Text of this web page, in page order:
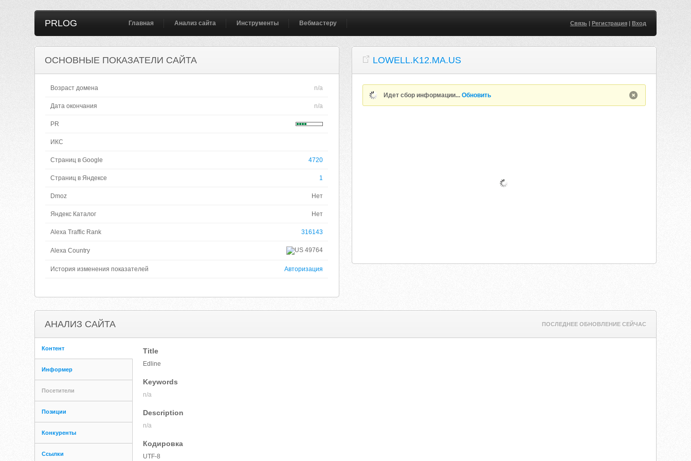
PRLOG Главная Анализ сайта Инструменты Вебмастеру Связь| Регистрация| Вход
ОСНОВНЫЕ ПОКАЗАТЕЛИ САЙТА
Возраст домена n/a
Дата окончания n/a
PR
ИКС
Страниц в Google 4720
Страниц в Яндексе 1
Dmoz Нет
Яндекс Каталог Нет
Alexa Traffic Rank 316143
Alexa Country 49764
История изменения показателей Авторизация
LOWELL.K12.MA.US
Идет сбор информации...Обновить
АНАЛИЗ САЙТА ПОСЛЕДНЕЕ ОБНОВЛЕНИЕ СЕЙЧАС
Контент
Информер
Посетители
Позиции
Конкуренты
Ссылки
Title
Edline
Keywords
n/a
Description
n/a
Кодировка
UTF-8